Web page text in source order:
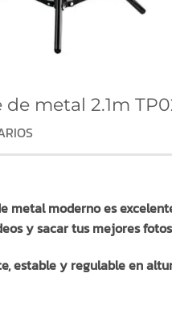
metal 2.1m
metal moderno es
y sacar tus mejores
estable y regulable en